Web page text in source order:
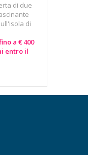
di due
di
a € 400
entro il